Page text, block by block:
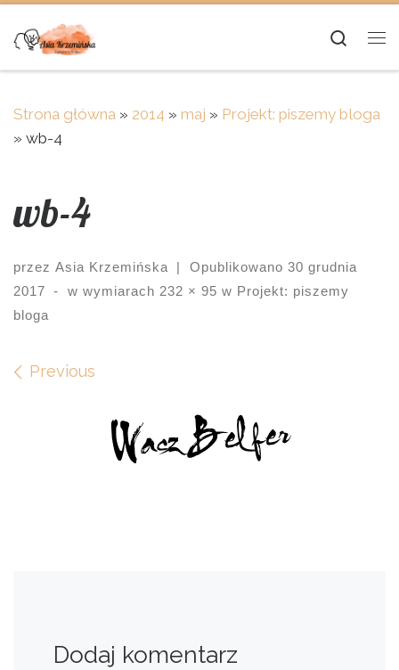
Skip to content
Strona główna » 2014 » maj » Projekt: piszemy bloga
» wb-4
wb-4
przez Asia Krzemińska | Opublikowano 30 grudnia
2017
- w wymiarach 232 × 95 w Projekt: piszemy
bloga
Images navigation
Previous
Dodaj komentarz